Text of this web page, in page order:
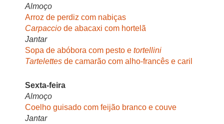
Almoço
Arroz de perdiz com nabiças
Carpacciode abacaxi com hortelã
Jantar
Sopa de abóbora com pesto e tortellini
Tartelettesde camarão com alho-francês e caril
Sexta-feira
Almoço
Coelho guisado com feijão branco e couve
Jantar